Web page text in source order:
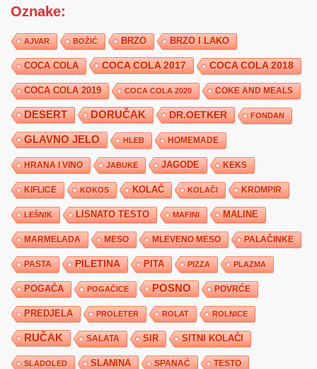
Oznake:
AJVAR BOŽIĆ BRZO BRZO I LAKO
COCA COLA COCA COLA 2017 COCA COLA 2018
COCA COLA 2019 COCA COLA 2020 COKE AND MEALS
DESERT DORUČAK DR.OETKER FONDAN
GLAVNO JELO HLEB HOMEMADE
HRANA I VINO JABUKE JAGODE KEKS
KIFLICE KOKOS KOLAČ KOLAČI KROMPIR
LEŠNIK LISNATO TESTO MAFINI MALINE
MARMELADA MESO MLEVENO MESO PALAČINKE
PASTA PILETINA PITA PIZZA PLAZMA
POGAČA POGAČICE POSNO POVRĆE
PREDJELA PROLETER ROLAT ROLNICE
RUČAK SALATA SIR SITNI KOLAČI
SLADOLED SLANINA SPANAĆ TESTO